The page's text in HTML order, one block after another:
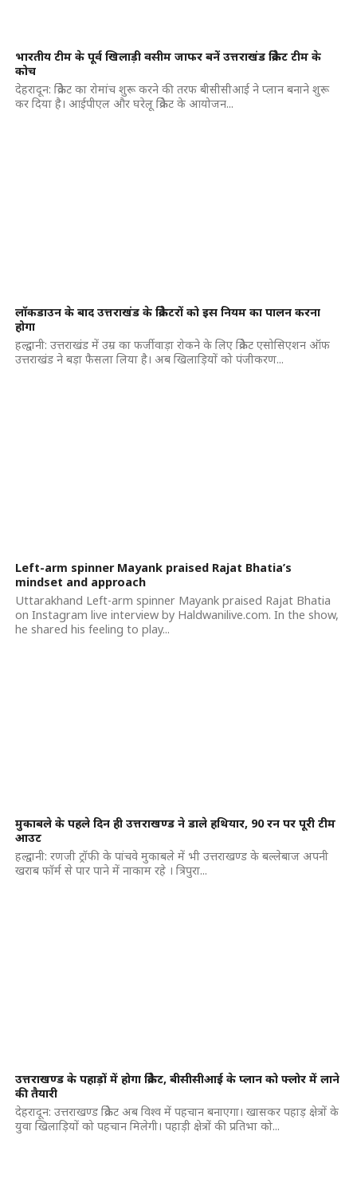
भारतीय टीम के पूर्व खिलाड़ी वसीम जाफर बनें उत्तराखंड क्रिकेट टीम के
कोच
देहरादून: क्रिकेट का रोमांच शुरू करने की तरफ बीसीसीआई ने प्लान बनाने शुरू
कर दिया है। आईपीएल और घरेलू क्रिकेट के आयोजन...
लॉकडाउन के बाद उत्तराखंड के क्रिकेटरों को इस नियम का पालन करना
होगा
हल्द्वानी: उत्तराखंड में उम्र का फर्जीवाड़ा रोकने के लिए क्रिकेट एसोसिएशन ऑफ
उत्तराखंड ने बड़ा फैसला लिया है। अब खिलाड़ियों को पंजीकरण...
Left-arm spinner Mayank praised Rajat Bhatia’s
mindset and approach
Uttarakhand Left-arm spinner Mayank praised Rajat Bhatia
on Instagram live interview by Haldwanilive.com. In the show,
he shared his feeling to play...
मुकाबले के पहले दिन ही उत्तराखण्ड ने डाले हथियार, 90 रन पर पूरी टीम
आउट
हल्द्वानी: रणजी ट्रॉफी के पांचवे मुकाबले में भी उत्तराखण्ड के बल्लेबाज अपनी
खराब फॉर्म से पार पाने में नाकाम रहे । त्रिपुरा...
उत्तराखण्ड के पहाड़ों में होगा क्रिकेट, बीसीसीआई के प्लान को फ्लोर में लाने
की तैयारी
देहरादून: उत्तराखण्ड क्रिकेट अब विश्व में पहचान बनाएगा। खासकर पहाड़ क्षेत्रों के
युवा खिलाड़ियों को पहचान मिलेगी। पहाड़ी क्षेत्रों की प्रतिभा को...